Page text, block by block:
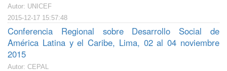
Autor: UNICEF
2015-12-17 15:57:48
Conferencia Regional sobre Desarrollo Social de
América Latina y el Caribe, Lima, 02 al 04 noviembre
2015
Autor: CEPAL